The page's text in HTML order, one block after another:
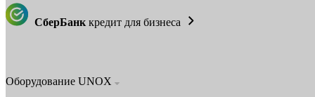
СберБанк кредит для бизнеса
Оборудование UNOX